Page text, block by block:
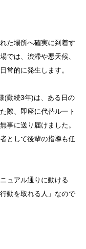
た場所へ確実に到着す
では、渋滞や悪天候、
常的に発生します。
(勤続3年)は、ある日の
際、即座に代替ルート
事に送り届けました。
として後輩の指導も任
ュアル通りに動ける
動を取れる人」なので